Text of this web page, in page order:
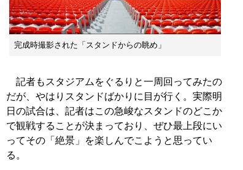
完成時撮影された「スタンドからの眺め」
記者もスタジアムをぐるりと一周回ってみたの
だが、やはりスタンドばかりに目が行く。実際明
日の試合は、記者はこの急峻なスタンドのどこか
で観戦することが決まっており、ぜひ最上段にい
ってその「絶景」を楽しんでこようと思ってい
る。